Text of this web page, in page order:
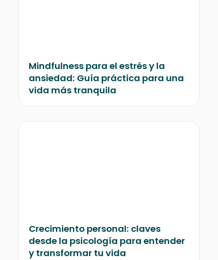
Mindfulness para el estrés y la
ansiedad: Guía práctica para una
vida más tranquila
Crecimiento personal: claves
desde la psicología para entender
y transformar tu vida